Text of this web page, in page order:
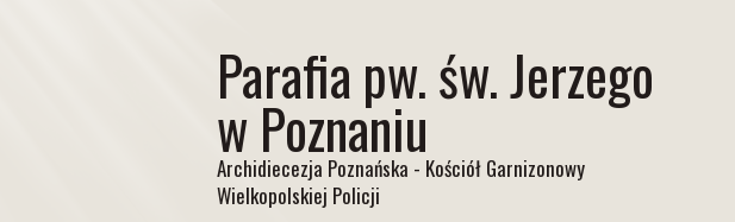
Parafia pw. św. Jerzego
w Poznaniu
Archidiecezja Poznańska - Kościół Garnizonowy
Wielkopolskiej Policji